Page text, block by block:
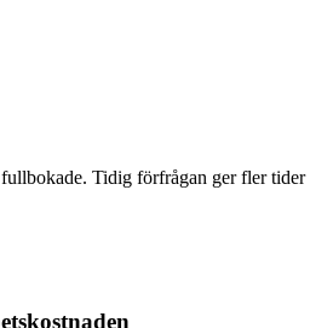
Tidig förfrågan ger fler tider